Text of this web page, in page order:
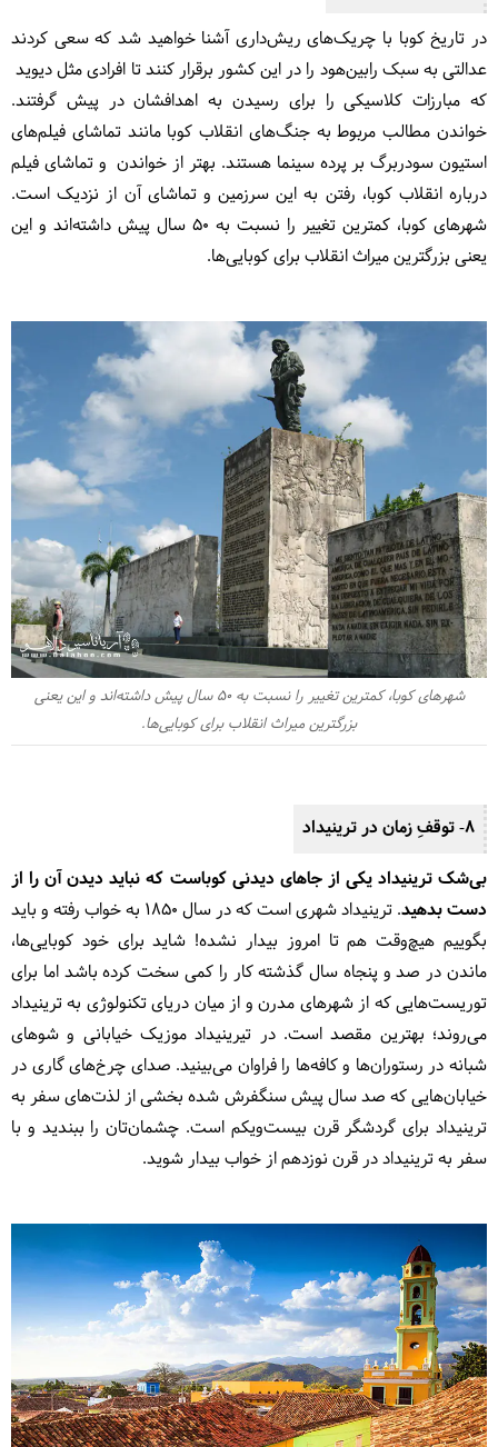
در تاریخ کوبا با چریک‌های ریش‌داری آشنا خواهید شد که سعی کردند
عدالتی به سبک رابین‌هود را در این کشور برقرار کنند تا افرادی مثل دیوید
که مبارزات کلاسیکی را برای رسیدن به اهدافشان در پیش گرفتند.
خواندن مطالب مربوط به جنگ‌های انقلاب کوبا مانند تماشای فیلم‌های
استیون سودربرگ بر پرده سینما هستند. بهتر از خواندن و تماشای فیلم
درباره انقلاب کوبا، رفتن به این سرزمین و تماشای آن از نزدیک است.
شهرهای کوبا، کمترین تغییر را نسبت به 50 سال پیش داشته‌اند و این
یعنی بزرگترین میراث انقلاب برای کوبایی‌ها.
شهرهای کوبا، کمترین تغییر را نسبت به 50 سال پیش داشته‌اند و این یعنی
بزرگترین میراث انقلاب برای کوبایی‌ها.
8- توقفِ زمان در ترینیداد
بی‌شک ترینیداد یکی از جاهای دیدنی کوباست که نباید دیدن آن را از
دست بدهید
. ترینیداد شهری است که در سال 1850 به خواب رفته و باید
بگوییم هیچ‌وقت هم تا امروز بیدار نشده! شاید برای خود کوبایی‌ها،
ماندن در صد و پنجاه سال گذشته کار را کمی سخت کرده باشد اما برای
توریست‌هایی که از شهرهای مدرن و از میان دریای تکنولوژی به ترینیداد
می‌روند؛ بهترین مقصد است. در تیرینیداد موزیک خیابانی و شوهای
شبانه در رستوران‌ها و کافه‌ها را فراوان می‌بینید. صدای چرخ‌های گاری در
خیابان‌هایی که صد سال پیش سنگفرش شده بخشی از لذت‌های سفر به
ترینیداد برای گردشگر قرن بیست‌و‌یکم است. چشمان‌تان را ببندید و با
سفر به ترینیداد در قرن نوزدهم از خواب بیدار شوید.